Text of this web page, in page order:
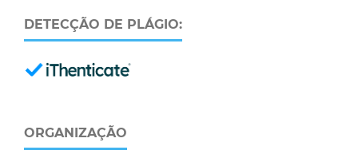
DETECÇÃO DE PLÁGIO:
ORGANIZAÇÃO